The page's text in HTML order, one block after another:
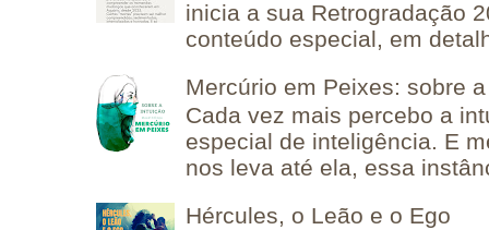
inicia a sua Retrogradação
conteúdo especial, em
Mercúrio em Peixes: sobre
Cada vez mais percebo a
especial de inteligência. E
nos leva até ela, essa
Hércules, o Leão e o Ego